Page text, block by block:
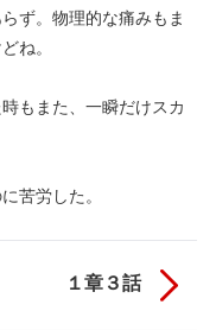
ず。物理的な痛みもま
ね。
もまた、一瞬だけスカ
苦労した。
１章３話